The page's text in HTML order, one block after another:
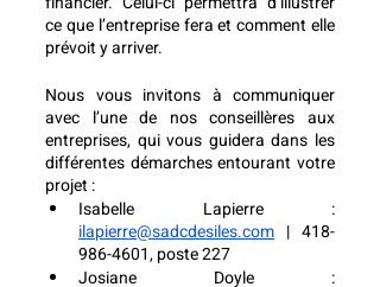
ce que l’entreprise fera et comment elle
prévoit y arriver.
Nous vous invitons à communiquer
avec l’une de nos conseillères aux
entreprises, qui vous guidera dans les
différentes démarches entourant votre
projet :
ilapierre@sadcdesiles.com | 418-
986-4601, poste 227